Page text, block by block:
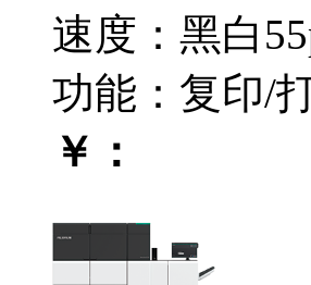
速度：黑白
功能：复印/
￥：